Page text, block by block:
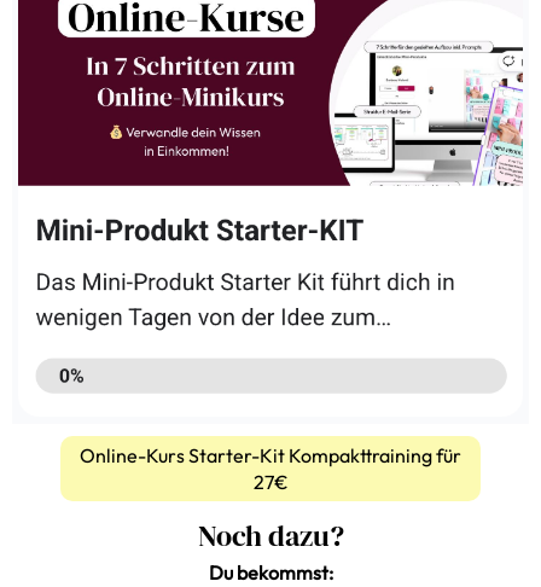
Online-Kurs Starter-Kit Kompakttraining für
27€
Noch dazu?
Du bekommst: